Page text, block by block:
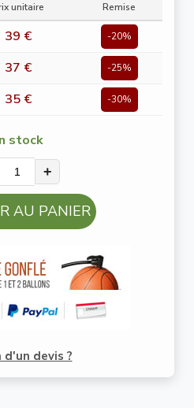
unitaire Remise
39 € -20%
37 € -25%
35 € -30%
stock
+
AU PANIER
d'un devis ?